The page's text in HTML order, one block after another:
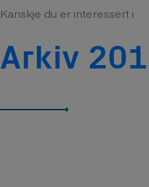
Kanskje du er interessert i
Arkiv